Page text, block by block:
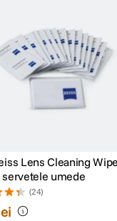
Lens Cleaning
umede
(24)